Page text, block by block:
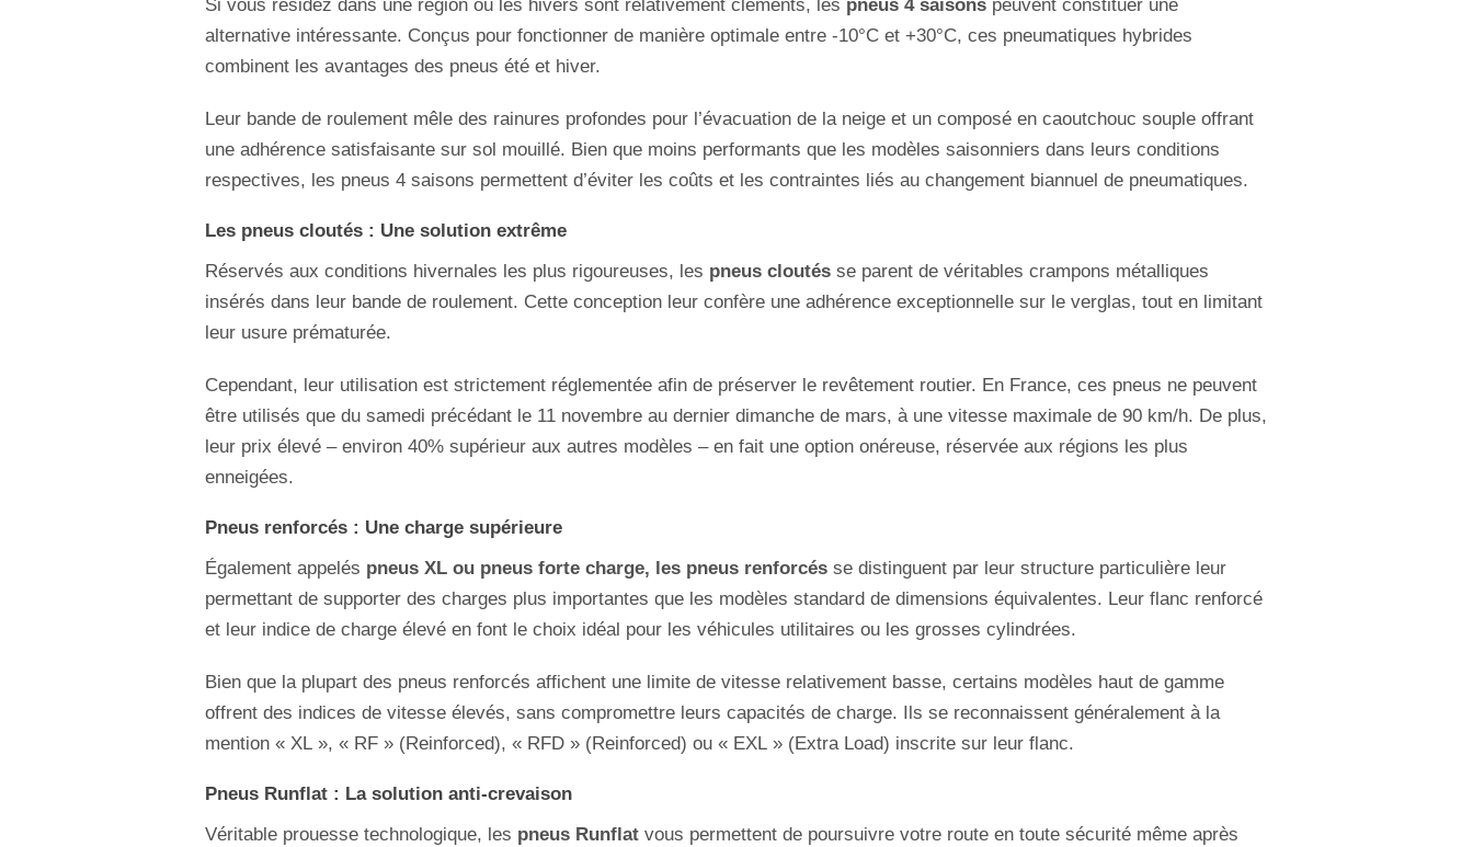
Si vous résidez dans une région où les hivers sont relativement cléments, les pneus 4 saisons peuvent constituer une
alternative intéressante. Conçus pour fonctionner de manière optimale entre -10°C et +30°C, ces pneumatiques hybrides
combinent les avantages des pneus été et hiver.
Leur bande de roulement mêle des rainures profondes pour l’évacuation de la neige et un composé en caoutchouc souple offrant
une adhérence satisfaisante sur sol mouillé. Bien que moins performants que les modèles saisonniers dans leurs conditions
respectives, les pneus 4 saisons permettent d’éviter les coûts et les contraintes liés au changement biannuel de pneumatiques.
Les pneus cloutés : Une solution extrême
Réservés aux conditions hivernales les plus rigoureuses, les pneus cloutés se parent de véritables crampons métalliques
insérés dans leur bande de roulement. Cette conception leur confère une adhérence exceptionnelle sur le verglas, tout en limitant
leur usure prématurée.
Cependant, leur utilisation est strictement réglementée afin de préserver le revêtement routier. En France, ces pneus ne peuvent
être utilisés que du samedi précédant le 11 novembre au dernier dimanche de mars, à une vitesse maximale de 90 km/h. De plus,
leur prix élevé – environ 40% supérieur aux autres modèles – en fait une option onéreuse, réservée aux régions les plus
enneigées.
Pneus renforcés : Une charge supérieure
Également appelés pneus XL ou pneus forte charge, les pneus renforcés se distinguent par leur structure particulière leur
permettant de supporter des charges plus importantes que les modèles standard de dimensions équivalentes. Leur flanc renforcé
et leur indice de charge élevé en font le choix idéal pour les véhicules utilitaires ou les grosses cylindrées.
Bien que la plupart des pneus renforcés affichent une limite de vitesse relativement basse, certains modèles haut de gamme
offrent des indices de vitesse élevés, sans compromettre leurs capacités de charge. Ils se reconnaissent généralement à la
mention « XL », « RF » (Reinforced), « RFD » (Reinforced) ou « EXL » (Extra Load) inscrite sur leur flanc.
Pneus Runflat : La solution anti-crevaison
Véritable prouesse technologique, les pneus Runflat vous permettent de poursuivre votre route en toute sécurité même après